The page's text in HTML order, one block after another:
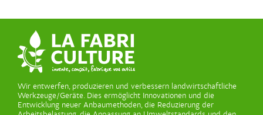
Wir entwerfen, produzieren und verbessern landwirtschaftliche
Werkzeuge/Geräte. Dies ermöglicht Innovationen und die
Entwicklung neuer Anbaumethoden, die Reduzierung der